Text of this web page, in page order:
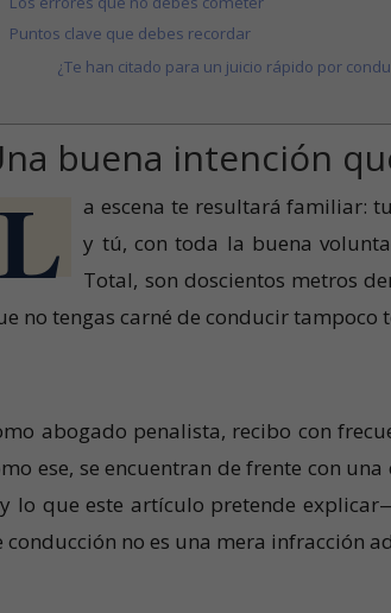
Puntos clave que debes recordar
¿Te han citado para un juicio rápido por
buena intención
L
a escena te resultará familiar:
y tú, con toda la buena
Total, son doscientos metros
no tengas carné de conducir
abogado penalista, recibo con
ese, se encuentran de frente con
lo que este artículo pretende
conducción no es una mera infracción